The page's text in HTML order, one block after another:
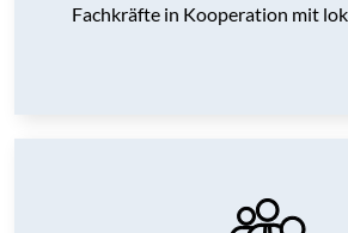
Fachkräfte in Kooperation mit